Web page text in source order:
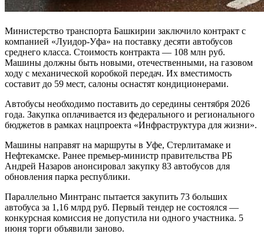
Министерство транспорта Башкирии заключило контракт с
компанией «Луидор-Уфа» на поставку десяти автобусов
среднего класса. Стоимость контракта — 108 млн руб.
Машины должны быть новыми, отечественными, на газовом
ходу с механической коробкой передач. Их вместимость
составит до 59 мест, салоны оснастят кондиционерами.
Автобусы необходимо поставить до середины сентября 2026
года. Закупка оплачивается из федерального и регионального
бюджетов в рамках нацпроекта «Инфраструктура для жизни».
Машины направят на маршруты в Уфе, Стерлитамаке и
Нефтекамске. Ранее премьер-министр правительства РБ
Андрей Назаров анонсировал закупку 83 автобусов для
обновления парка республики.
Параллельно Минтранс пытается закупить 73 больших
автобуса за 1,16 млрд руб. Первый тендер не состоялся —
конкурсная комиссия не допустила ни одного участника. 5
июня торги объявили заново.